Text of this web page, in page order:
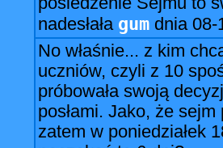
nadesłała gum dnia 08-
No właśnie... z kim
uczniów, czyli z 10
próbowała swoją
posłami. Jako, że
zatem w poniedziałek